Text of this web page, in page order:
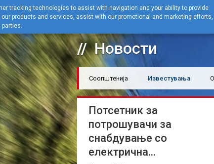
Новости
Соопштенија Известувања
Потсетник за
потрошувачи за
снабдување со
електрична...
tracking technologies to assist with navigation and your ability to provide
products and services, assist with our promotional and marketing efforts,
parties.